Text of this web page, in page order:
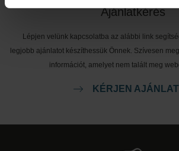
Ajánlatkérés
Lépjen velünk kapcsolatba az alábbi link
legjobb ajánlatot készíthessük Önnek. Szívesen
információt, amelyet nem talált meg
KÉRJEN